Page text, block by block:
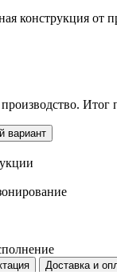
конструкция от
Итог
вариант
Доставка и